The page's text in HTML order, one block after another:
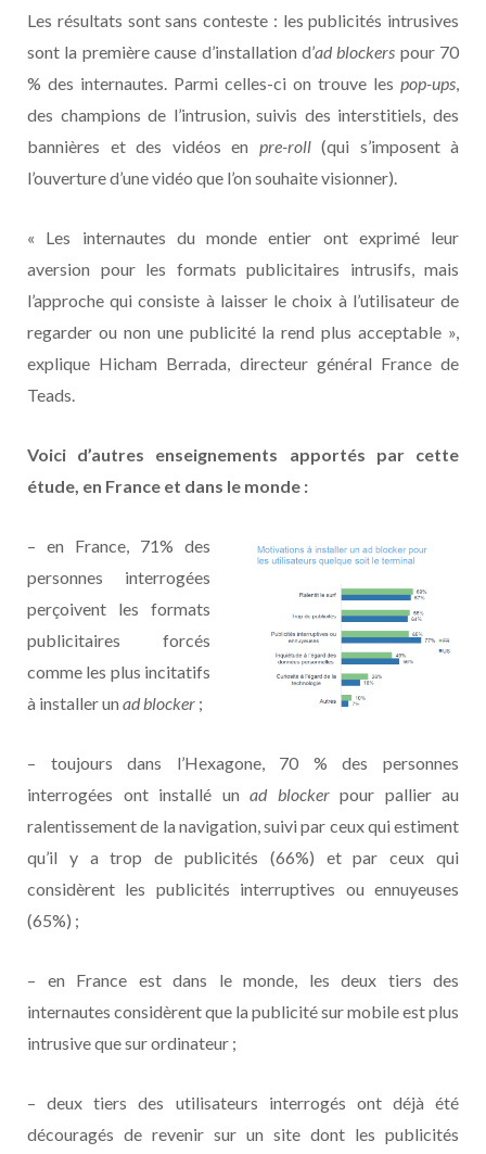
Les résultats sont sans conteste : les publicités intrusives
sont la première cause d’installation d’ad blockers pour 70
% des internautes. Parmi celles-ci on trouve les pop-ups,
des champions de l’intrusion, suivis des interstitiels, des
bannières et des vidéos en pre-roll(qui s’imposent à
l’ouverture d’une vidéo que l’on souhaite visionner).
« Les internautes du monde entier ont exprimé leur
aversion pour les formats publicitaires intrusifs, mais
l’approche qui consiste à laisser le choix à l’utilisateur de
regarder ou non une publicité la rend plus acceptable »,
explique Hicham Berrada, directeur général France de
Teads.
Voici d’autres enseignements apportés par cette
étude, en France et dans le monde :
– en France, 71% des
personnes interrogées
perçoivent les formats
publicitaires forcés
comme les plus incitatifs
à installer un ad blocker ;
– toujours dans l’Hexagone, 70 % des personnes
interrogées ont installé un ad blockerpour pallier au
ralentissement de la navigation, suivi par ceux qui estiment
qu’il y a trop de publicités (66%) et par ceux qui
considèrent les publicités interruptives ou ennuyeuses
(65%) ;
– en France est dans le monde, les deux tiers des
internautes considèrent que la publicité sur mobile est plus
intrusive que sur ordinateur ;
– deux tiers des utilisateurs interrogés ont déjà été
découragés de revenir sur un site dont les publicités